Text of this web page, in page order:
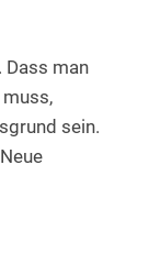
Dass man
sein.